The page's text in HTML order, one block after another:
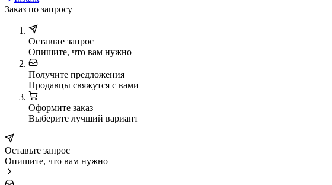
Заказ по запросу
Оставьте запрос
Опишите, что вам нужно
Получите предложения
Продавцы свяжутся с вами
Оформите заказ
Выберите лучший вариант
Оставьте запрос
Опишите, что вам нужно